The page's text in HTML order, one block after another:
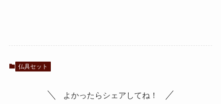
仏具セット
よかったらシェアしてね！